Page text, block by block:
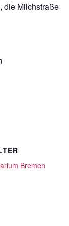
die Milchstraße
Bremen